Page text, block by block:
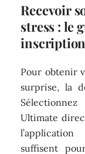
Recevoir
stress : le
Pour obtenir
surprise, la
Ultimate
suffisent